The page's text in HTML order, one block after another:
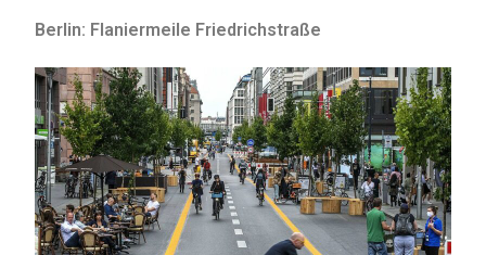
Berlin: Flaniermeile Friedrichstraße